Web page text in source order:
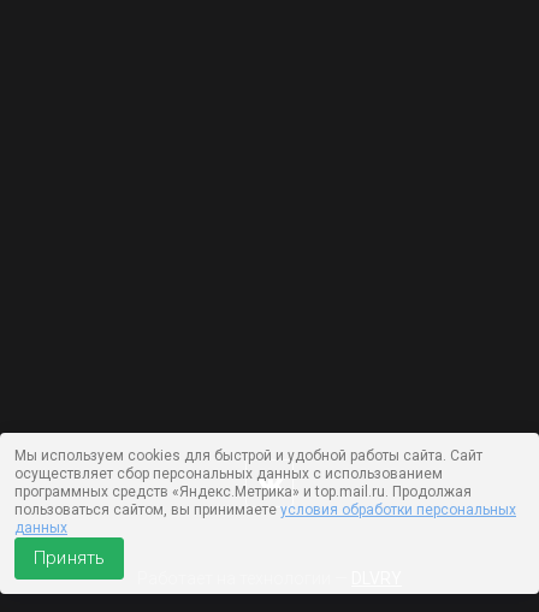
Мы используем cookies для быстрой и удобной работы сайта. Сайт
осуществляет сбор персональных данных с использованием
программных средств «Яндекс.Метрика» и top.mail.ru. Продолжая
пользоваться сайтом, вы принимаете условия обработки персональных
данных
Принять